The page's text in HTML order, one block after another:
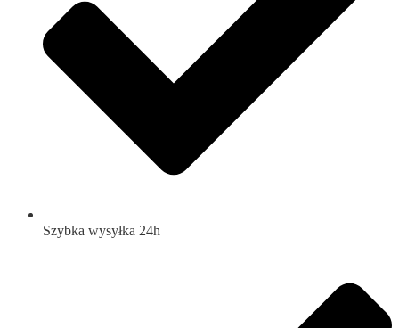
Szybka wysyłka 24h